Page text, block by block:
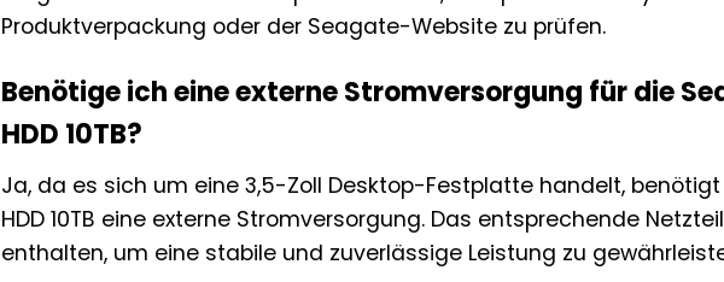
Produktverpackung oder der Seagate-Website zu prüfen.
Benötige ich eine externe Stromversorgung für die
HDD 10TB?
Ja, da es sich um eine 3,5-Zoll Desktop-Festplatte handelt,
HDD 10TB eine externe Stromversorgung. Das entsprechende
enthalten, um eine stabile und zuverlässige Leistung zu